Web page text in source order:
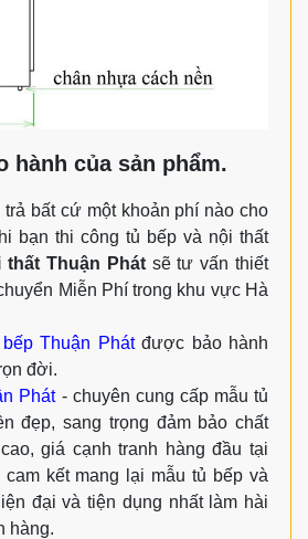
hành của sản phẩm.
trả bất cứ một khoản phí nào cho
bạn thi công tủ bếp và nội thất
thất Thuận Phátsẽ tư vấn thiết
Miễn Phí trong khu vực Hà
Thuận Phátđược bảo hành
đời.
Phát- chuyên cung cấp mẫu tủ
đẹp, sang trọng đảm bảo chất
giá cạnh tranh hàng đầu tại
kết mang lại mẫu tủ bếp và
đại và tiện dụng nhất làm hài
hàng.